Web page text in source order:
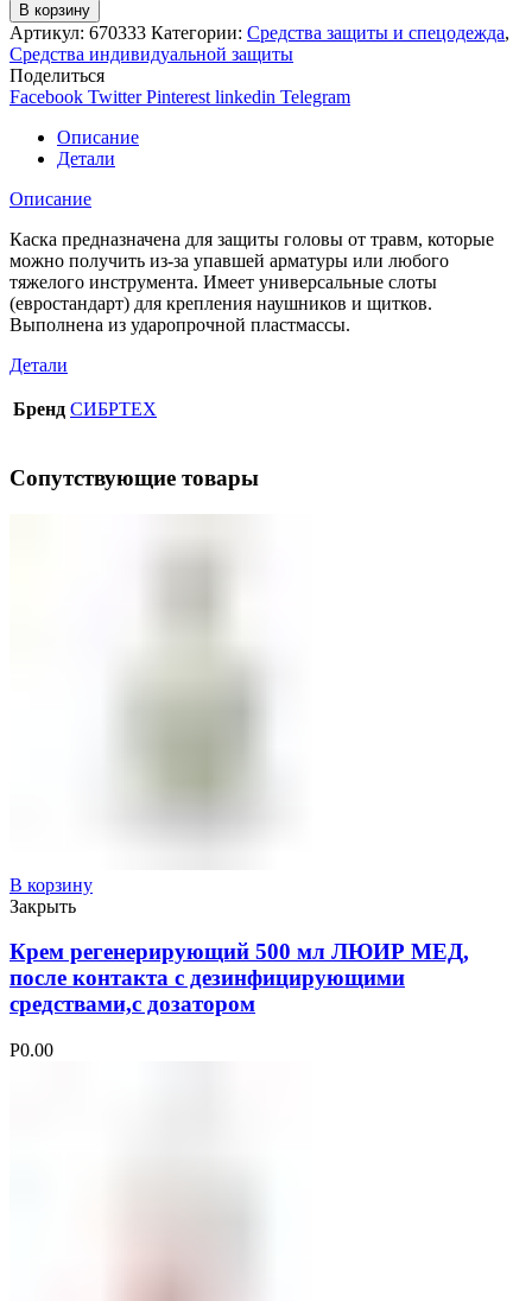
В корзину
Артикул: 670333 Категории: Средства защиты и спецодежда,
Средства индивидуальной защиты
Поделиться
Facebook Twitter Pinterest linkedin Telegram
Описание
Детали
Описание
Каска предназначена для защиты головы от травм, которые
можно получить из-за упавшей арматуры или любого
тяжелого инструмента. Имеет универсальные слоты
(евростандарт) для крепления наушников и щитков.
Выполнена из ударопрочной пластмассы.
Детали
Бренд СИБРТЕХ
Сопутствующие товары
В корзину
Закрыть
Крем регенерирующий 500 мл ЛЮИР МЕД,
после контакта с дезинфицирующими
средствами,с дозатором
Р0.00